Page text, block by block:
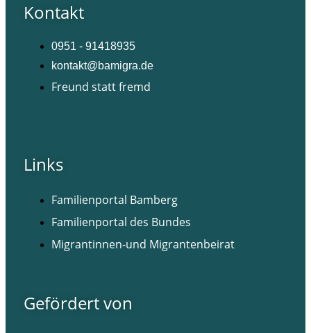
Kontakt
0951 - 91418935
kontakt@bamigra.de
Freund statt fremd
Links
Familienportal Bamberg
Familienportal des Bundes
Migrantinnen-und Migrantenbeirat
Gefördert von